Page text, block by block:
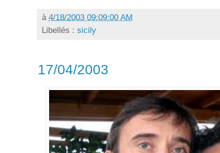
à 4/18/2003 09:09:00 AM
Libellés : sicily
17/04/2003